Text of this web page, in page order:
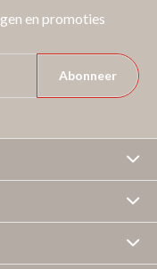
en promoties
Abonneer